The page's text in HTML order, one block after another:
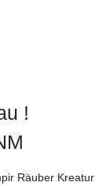
!
Räuber Kreatur